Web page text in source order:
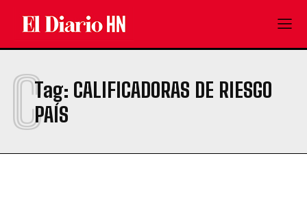
Tag: CALIFICADORAS DE RIESGO
PAÍS
C